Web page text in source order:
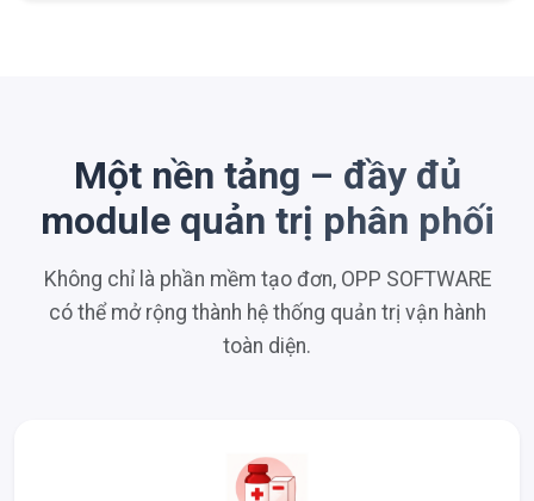
Một nền tảng – đầy đủ
module quản trị phân phối
Không chỉ là phần mềm tạo đơn, OPP SOFTWARE
có thể mở rộng thành hệ thống quản trị vận hành
toàn diện.